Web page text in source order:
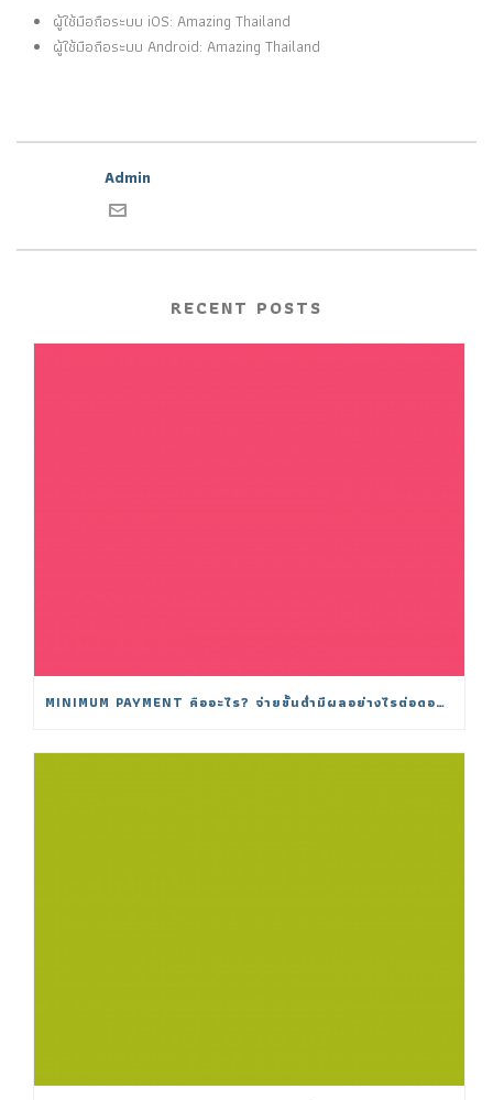
ผู้ใช้มือถือระบบ iOS: Amazing Thailand
ผู้ใช้มือถือระบบ Android: Amazing Thailand
Admin
RECENT POSTS
MINIMUM PAYMENT คืออะไร? จ่ายขั้นต่ำมีผลอย่างไรต่อดอกเบี้ย